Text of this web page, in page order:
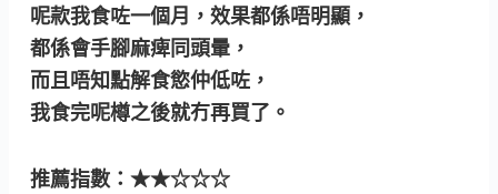
呢款我食咗一個月，效果都係唔明顯，
都係會手腳麻痺同頭暈，
而且唔知點解食慾仲低咗，
我食完呢樽之後就冇再買了。
推薦指數：★★☆☆☆